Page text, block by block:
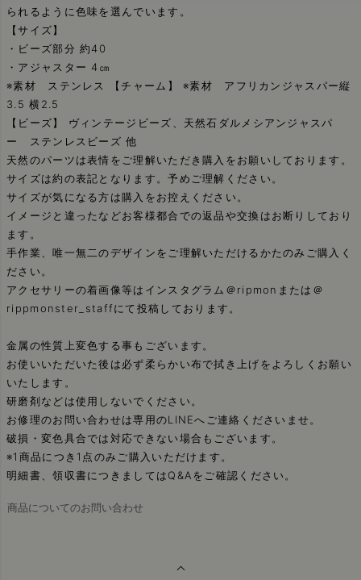
られるように色味を選んでいます。
【サイズ】
・ビーズ部分 約40
・アジャスター 4㎝
※素材 ステンレス 【チャーム】 ※素材 アフリカンジャスパー縦
3.5 横2.5
【ビーズ】 ヴィンテージビーズ、天然石ダルメシアンジャスパ
ー ステンレスビーズ 他
天然のパーツは表情をご理解いただき購入をお願いしております。
サイズは約の表記となります。予めご理解ください。
サイズが気になる方は購入をお控えください。
イメージと違ったなどお客様都合での返品や交換はお断りしており
ます。
手作業、唯一無二のデザインをご理解いただけるかたのみご購入く
ださい。
アクセサリーの着画像等はインスタグラム＠ripmonまたは＠
rippmonster_staffにて投稿しております。
金属の性質上変色する事もございます。
お使いいただいた後は必ず柔らかい布で拭き上げをよろしくお願い
いたします。
研磨剤などは使用しないでください。
お修理のお問い合わせは専用のLINEへご連絡くださいませ。
破損・変色具合では対応できない場合もございます。
※1商品につき1点のみご購入いただけます。
明細書、領収書につきましてはQ&Aをご確認ください。
商品についてのお問い合わせ